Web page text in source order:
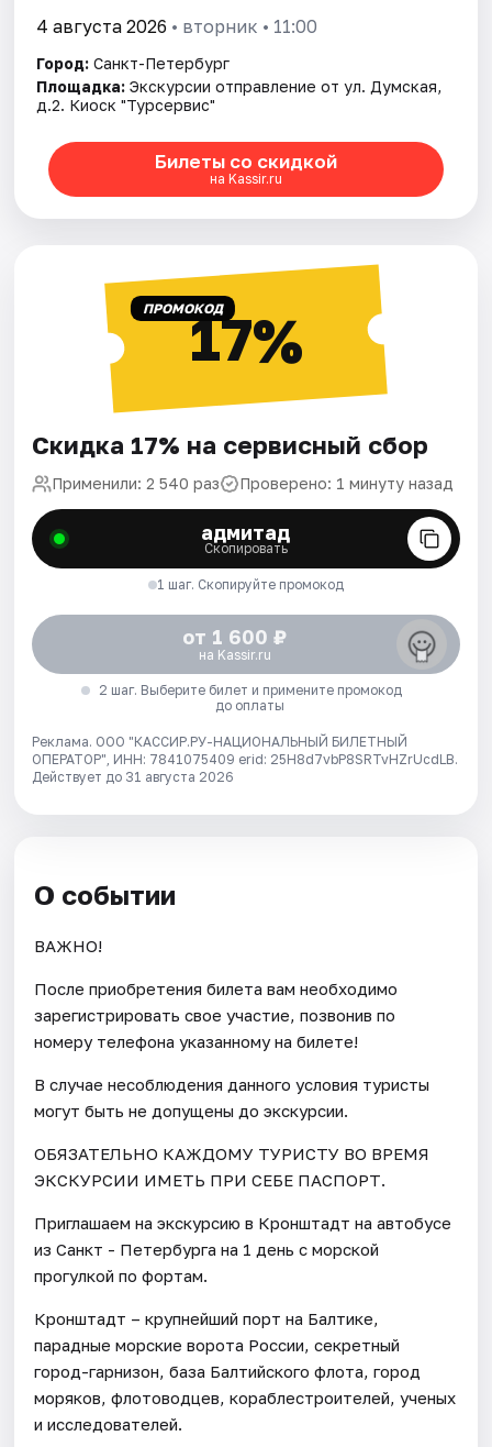
4 августа 2026 • вторник • 11:00
Город: Санкт-Петербург
Площадка: Экскурсии отправление от ул. Думская,
д.2. Киоск "Турсервис"
Билеты со скидкой
на Kassir.ru
ПРОМОКОД17%
Скидка 17% на сервисный сбор
Применили: 2 540 раз Проверено: 1 минуту назад
адмитад
Скопировать
1 шаг. Скопируйте промокод
от 1 600 ₽
на Kassir.ru
2 шаг. Выберите билет и примените промокод
до оплаты
Реклама. ООО "КАССИР.РУ-НАЦИОНАЛЬНЫЙ БИЛЕТНЫЙ
ОПЕРАТОР", ИНН: 7841075409 erid: 25H8d7vbP8SRTvHZrUcdLB.
Действует до 31 августа 2026
О событии
ВАЖНО!
После приобретения билета вам необходимо
зарегистрировать свое участие, позвонив по
номеру телефона указанному на билете!
В случае несоблюдения данного условия туристы
могут быть не допущены до экскурсии.
ОБЯЗАТЕЛЬНО КАЖДОМУ ТУРИСТУ ВО ВРЕМЯ
ЭКСКУРСИИ ИМЕТЬ ПРИ СЕБЕ ПАСПОРТ.
Приглашаем на экскурсию в Кронштадт на автобусе
из Санкт - Петербурга на 1 день с морской
прогулкой по фортам.
Кронштадт – крупнейший порт на Балтике,
парадные морские ворота России, секретный
город-гарнизон, база Балтийского флота, город
моряков, флотоводцев, кораблестроителей, ученых
и исследователей.